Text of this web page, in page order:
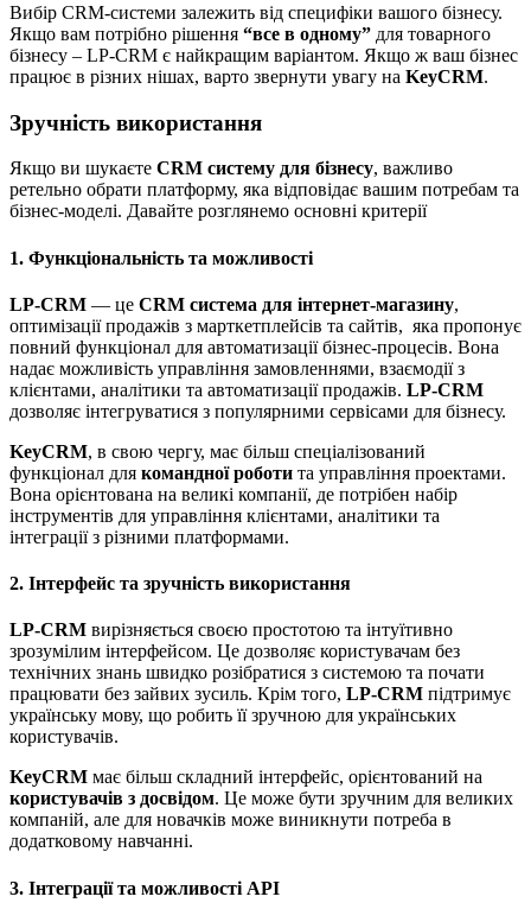
Вибір CRM-системи залежить від специфіки вашого бізнесу.
Якщо вам потрібно рішення “все в одному” для товарного
бізнесу – LP-CRM є найкращим варіантом. Якщо ж ваш бізнес
працює в різних нішах, варто звернути увагу на KeyCRM.
Зручність використання
Якщо ви шукаєте CRM систему для бізнесу, важливо
ретельно обрати платформу, яка відповідає вашим потребам та
бізнес-моделі. Давайте розглянемо основні критерії
1. Функціональність та можливості
LP-CRM — це CRM система для інтернет-магазину,
оптимізації продажів з марткетплейсів та сайтів, яка пропонує
повний функціонал для автоматизації бізнес-процесів. Вона
надає можливість управління замовленнями, взаємодії з
клієнтами, аналітики та автоматизації продажів. LP-CRM
дозволяє інтегруватися з популярними сервісами для бізнесу.
KeyCRM, в свою чергу, має більш спеціалізований
функціонал для командної роботи та управління проектами.
Вона орієнтована на великі компанії, де потрібен набір
інструментів для управління клієнтами, аналітики та
інтеграції з різними платформами.
2. Інтерфейс та зручність використання
LP-CRM вирізняється своєю простотою та інтуїтивно
зрозумілим інтерфейсом. Це дозволяє користувачам без
технічних знань швидко розібратися з системою та почати
працювати без зайвих зусиль. Крім того, LP-CRM підтримує
українську мову, що робить її зручною для українських
користувачів.
KeyCRM має більш складний інтерфейс, орієнтований на
користувачів з досвідом. Це може бути зручним для великих
компаній, але для новачків може виникнути потреба в
додатковому навчанні.
3. Інтеграції та можливості API